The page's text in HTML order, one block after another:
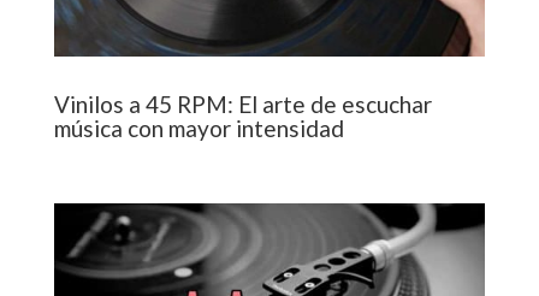
Vinilos a 45 RPM: El arte de escuchar
música con mayor intensidad